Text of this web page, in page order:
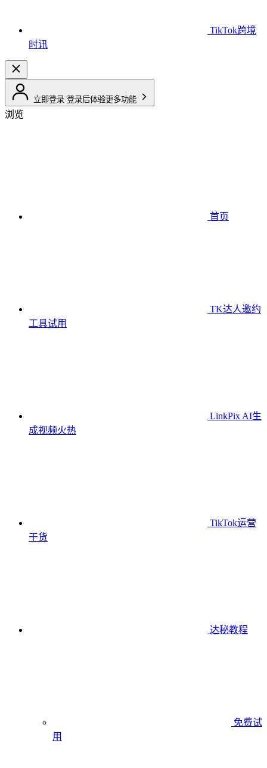
TikTok跨境
时讯
立即登录 登录后体验更多功能
浏览
首页
TK达人邀约
工具试用
LinkPix AI生
成视频火热
TikTok运营
干货
达秘教程
免费试
用